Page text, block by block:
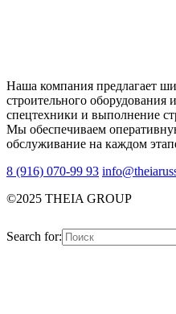
Наша компания предлагает
строительного оборудования
спецтехники и выполнение
Мы обеспечиваем
обслуживание на каждом
8 (916) 070-99 93
©2025 THEIA GROUP
Search for: